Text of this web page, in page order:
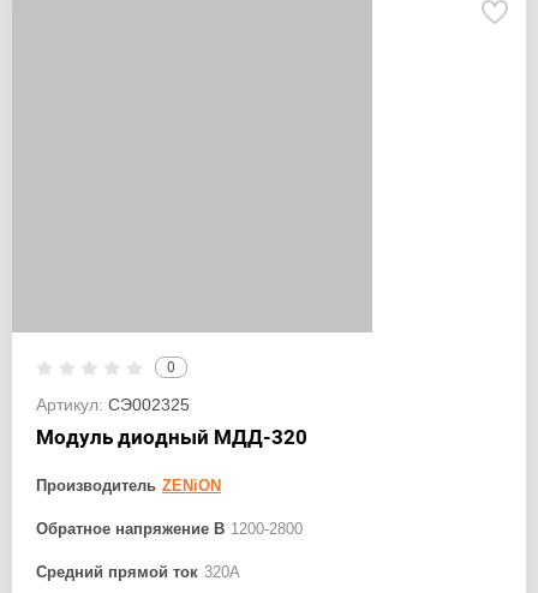
0
Артикул: СЭ002325
Модуль диодный МДД-320
Производитель ZENiON
Обратное напряжение В 1200-2800
Средний прямой ток 320А